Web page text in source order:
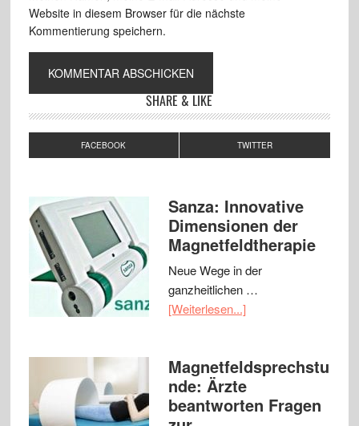
Website in diesem Browser für die nächste
Kommentierung speichern.
SHARE & LIKE
FACEBOOK TWITTER
Sanza: Innovative
Dimensionen der
Magnetfeldtherapie
Neue Wege in der
ganzheitlichen …
[Weiterlesen...]
Magnetfeldsprechstu
nde: Ärzte
beantworten Fragen